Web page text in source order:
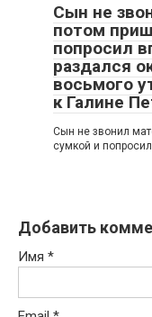
Сын не
потом
попросил
раздался
восьмого
к Галине
Сын не звонил
сумкой и попросил
Добавить
Имя *